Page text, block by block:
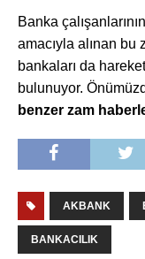
Banka
amacıyla alınan bu
bankaları da
bulunuyor.
benzer zam
AKBANK
BANKACILIK